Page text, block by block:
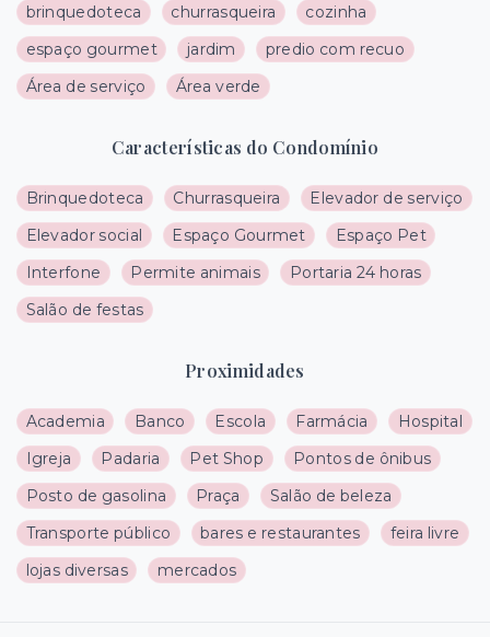
brinquedoteca
churrasqueira
cozinha
espaço gourmet
jardim
predio com recuo
Área de serviço
Área verde
Características do Condomínio
Brinquedoteca Churrasqueira
Elevador de serviço
Elevador social
Espaço Gourmet
Espaço Pet
Interfone
Permite animais
Portaria 24 horas
Salão de festas
Proximidades
Academia Banco Escola Farmácia
Hospital
Igreja
Padaria Pet Shop
Pontos de ônibus
Posto de gasolina
Praça
Salão de beleza
Transporte público
bares e restaurantes
feira livre
lojas diversas
mercados